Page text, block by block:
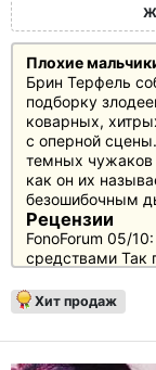
Плохие
Брин Терфель
подборку
коварных,
с оперной
темных чужаков
как он их
безошибочным
Рецензии
FonoForum 05/
средствами Так
распространяет
искусно
Хит продаж